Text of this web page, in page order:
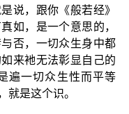
说，跟你《般若经》
如，是一个意思的，
否，一切众生身中都
来衪无法彰显自己的
遍一切众生性而平等
就是这个识。